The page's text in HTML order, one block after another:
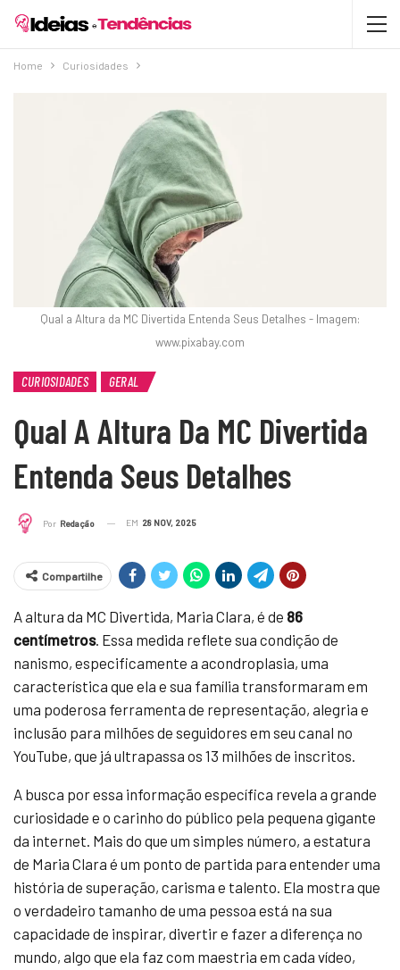
Home Curiosidades
Qual a Altura da MC Divertida Entenda Seus Detalhes - Imagem:
www.pixabay.com
CURIOSIDADES GERAL
Qual A Altura Da MC Divertida
Entenda Seus Detalhes
Por Redação EM 28 NOV, 2025
Compartilhe
A altura da MC Divertida, Maria Clara, é de 86
centímetros. Essa medida reflete sua condição de
nanismo, especificamente a acondroplasia, uma
característica que ela e sua família transformaram em
uma poderosa ferramenta de representação, alegria e
inclusão para milhões de seguidores em seu canal no
YouTube, que já ultrapassa os 13 milhões de inscritos.
A busca por essa informação específica revela a grande
curiosidade e o carinho do público pela pequena gigante
da internet. Mais do que um simples número, a estatura
de Maria Clara é um ponto de partida para entender uma
história de superação, carisma e talento. Ela mostra que
o verdadeiro tamanho de uma pessoa está na sua
capacidade de inspirar, divertir e fazer a diferença no
mundo, algo que ela faz com maestria em cada vídeo,